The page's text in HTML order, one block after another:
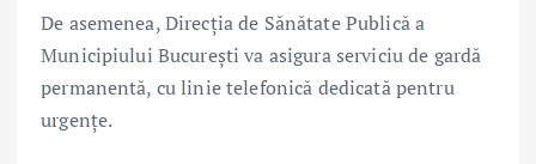
De asemenea, Direcția de Sănătate Publică a
Municipiului București va asigura serviciu de gardă
permanentă, cu linie telefonică dedicată pentru
urgențe.